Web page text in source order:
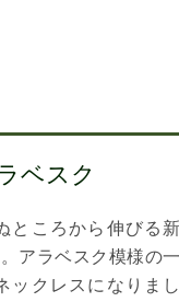
ベスク
ところから伸びる
アラベスク模様の
ックレスになりま